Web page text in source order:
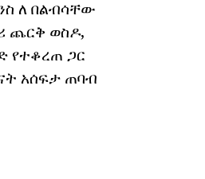
ለ በልብሳቸው
ጨርቅ ወስዶ,
የተቆረጠ ጋር
አሰፍታ ጠባብ